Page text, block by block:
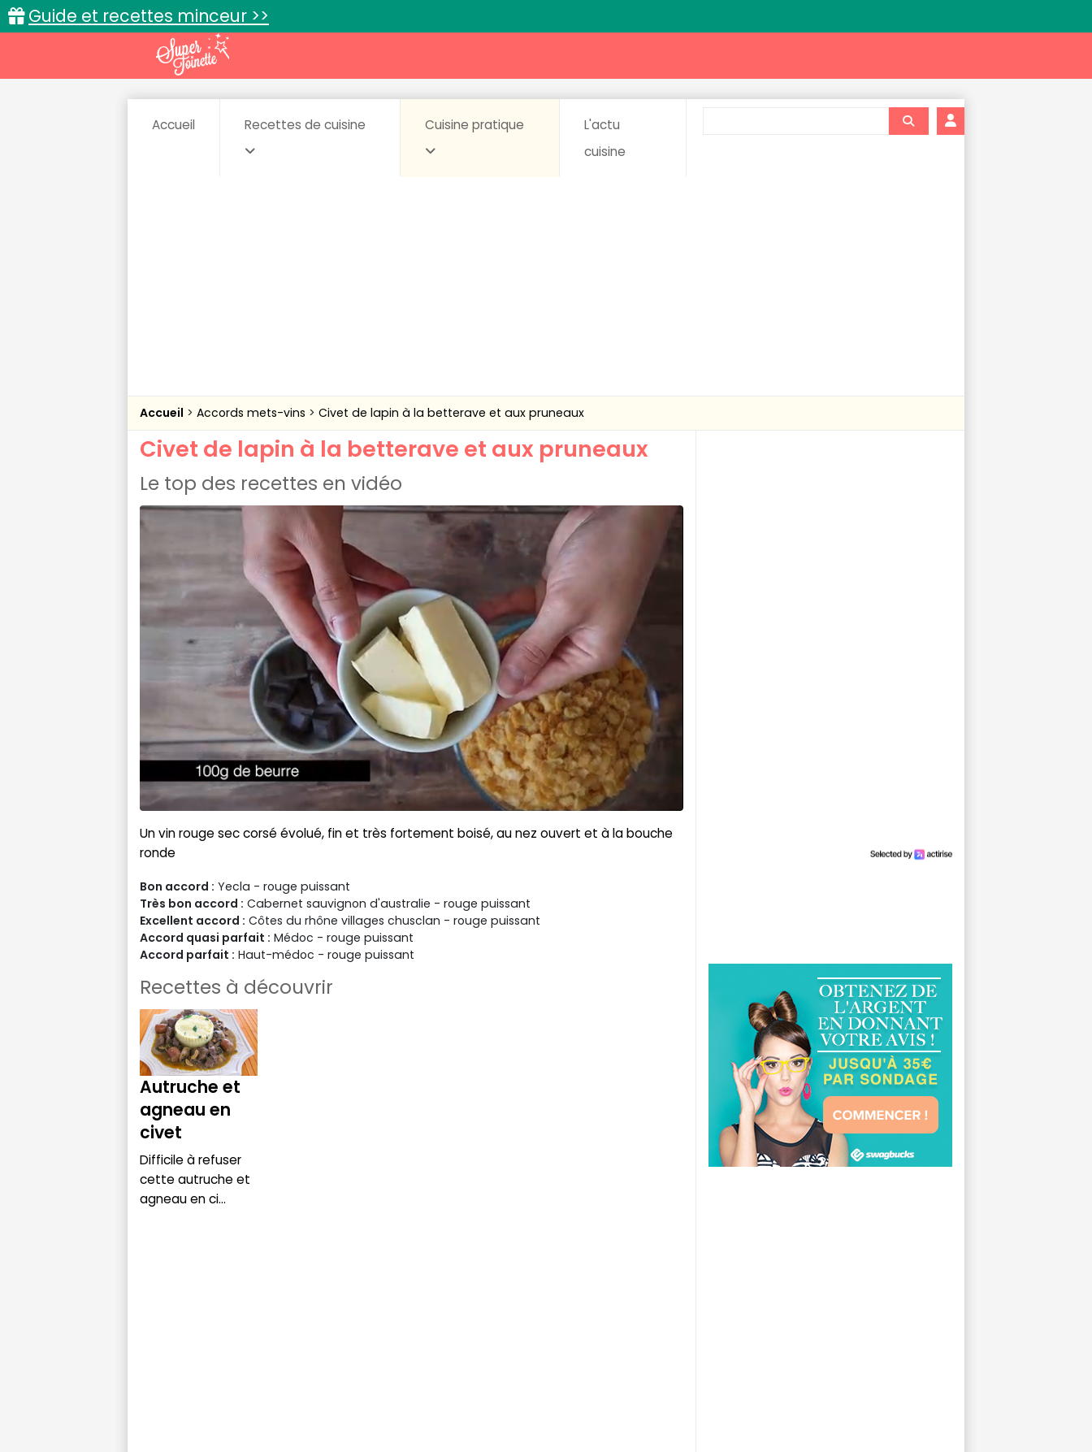
Guide et recettes minceur >>
Accueil Recettes de cuisine Cuisine pratique
L'actu
cuisine
Accueil Accords mets-vins Civet de lapin à la betterave et aux pruneaux
Civet de lapin à la betterave et aux pruneaux
Le top des recettes en vidéo
Un vin rouge sec corsé évolué, fin et très fortement boisé, au nez ouvert et à la bouche
ronde
Bon accord : Yecla - rouge puissant
Très bon accord : Cabernet sauvignon d'australie - rouge puissant
Excellent accord : Côtes du rhône villages chusclan - rouge puissant
Accord quasi parfait : Médoc - rouge puissant
Accord parfait : Haut-médoc - rouge puissant
Recettes à découvrir
Autruche et
agneau en
civet
Difficile à refuser
cette autruche et
agneau en ci...